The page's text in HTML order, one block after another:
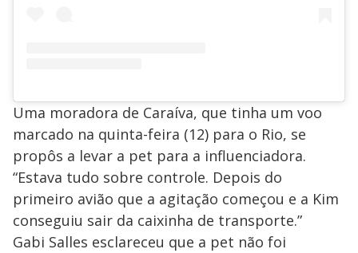
Uma moradora de Caraíva, que tinha um voo
marcado na quinta-feira (12) para o Rio, se
propôs a levar a pet para a influenciadora.
“Estava tudo sobre controle. Depois do
primeiro avião que a agitação começou e a Kim
conseguiu sair da caixinha de transporte.”
Gabi Salles esclareceu que a pet não foi